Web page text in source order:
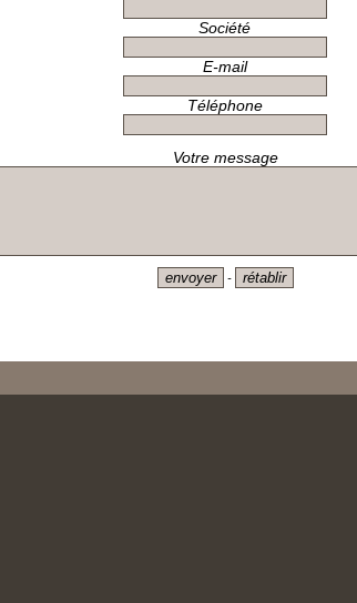
Société
E-mail
Téléphone
Votre message
-